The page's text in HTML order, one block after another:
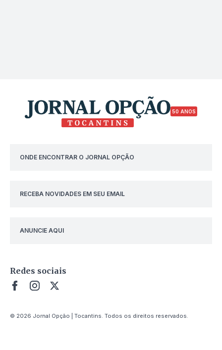
50 ANOS
ONDE ENCONTRAR O JORNAL OPÇÃO
RECEBA NOVIDADES EM SEU EMAIL
ANUNCIE AQUI
Redes sociais
© 2026 Jornal Opção | Tocantins. Todos os direitos reservados.